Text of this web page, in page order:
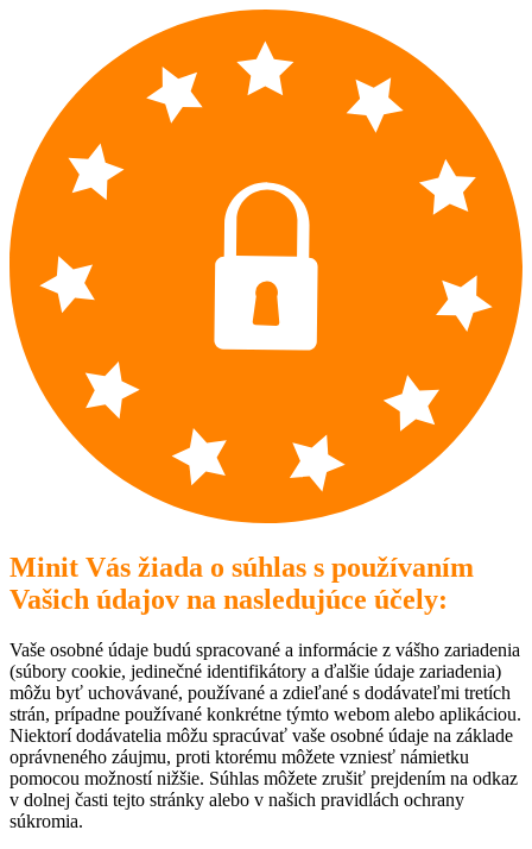
Minit Vás žiada o súhlas s používaním
Vašich údajov na nasledujúce účely:
Vaše osobné údaje budú spracované a informácie z vášho zariadenia
(súbory cookie, jedinečné identifikátory a ďalšie údaje zariadenia)
môžu byť uchovávané, používané a zdieľané s dodávateľmi tretích
strán, prípadne používané konkrétne týmto webom alebo aplikáciou.
Niektorí dodávatelia môžu spracúvať vaše osobné údaje na základe
oprávneného záujmu, proti ktorému môžete vzniesť námietku
pomocou možností nižšie. Súhlas môžete zrušiť prejdením na odkaz
v dolnej časti tejto stránky alebo v našich pravidlách ochrany
súkromia.